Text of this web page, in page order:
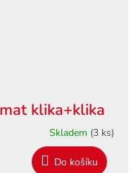
klika+klika
Skladem (3 ks)
Do košíku